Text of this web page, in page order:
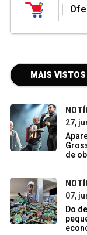
MAIS VISTOS
27,
de
07,
Do